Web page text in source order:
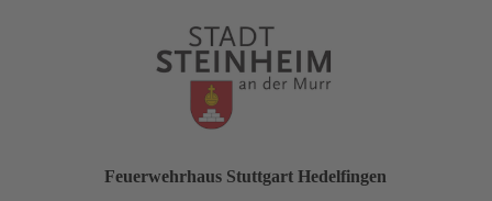
Feuerwehrhaus Stuttgart Hedelfingen